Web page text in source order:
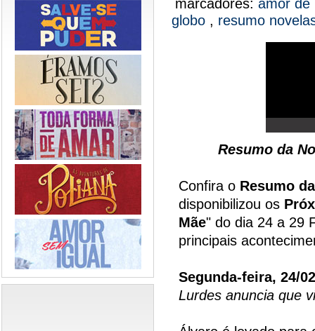
globo , resumo
Resumo da
Confira o Resumo
disponibilizou os
Mãe" do dia 24 a 29
principais
Segunda-feira, 24/
Lurdes anuncia que